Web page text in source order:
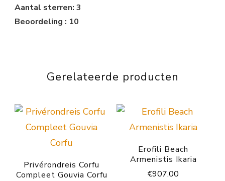
Aantal sterren: 3
Beoordeling : 10
Gerelateerde producten
Privérondreis Corfu
Compleet Gouvia Corfu
Erofili Beach
Armenistis Ikaria
€907.00